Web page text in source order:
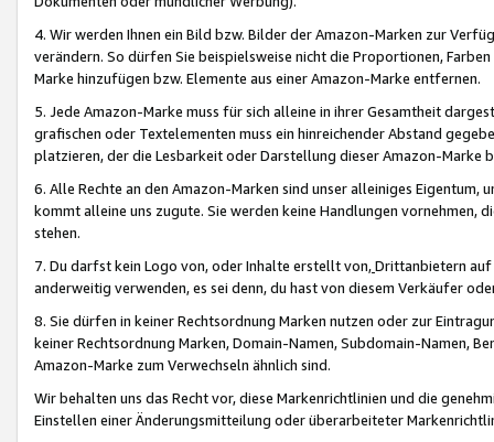
4. Wir werden Ihnen ein Bild bzw. Bilder der Amazon-Marken zur
verändern. So dürfen Sie beispielsweise nicht die Proportionen,
Marke hinzufügen bzw. Elemente aus einer Amazon-Marke entfernen.
5. Jede Amazon-Marke muss für sich alleine in ihrer Gesamtheit
grafischen oder Textelementen muss ein hinreichender Abstand
platzieren, der die Lesbarkeit oder Darstellung dieser Amazon-Marke
6. Alle Rechte an den Amazon-Marken sind unser alleiniges
kommt alleine uns zugute. Sie werden keine Handlungen vornehmen,
stehen.
7. Du darfst kein Logo von, oder Inhalte erstellt von,Drittanbietern auf
anderweitig verwenden, es sei denn, du hast von diesem Verkäufer
8. Sie dürfen in keiner Rechtsordnung Marken nutzen oder zur
keiner Rechtsordnung Marken, Domain-Namen, Subdomain-Namen,
Amazon-Marke zum Verwechseln ähnlich sind.
Wir behalten uns das Recht vor, diese Markenrichtlinien und die
Einstellen einer Änderungsmitteilung oder überarbeiteter